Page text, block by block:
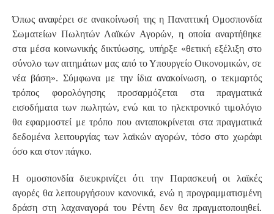
Όπως αναφέρει σε ανακοίνωσή της η Παναττική Ομοσπονδία
Σωματείων Πωλητών Λαϊκών Αγορών, η οποία αναρτήθηκε
στα μέσα κοινωνικής δικτύωσης, υπήρξε «θετική εξέλιξη στο
σύνολο των αιτημάτων μας από το Υπουργείο Οικονομικών, σε
νέα βάση». Σύμφωνα με την ίδια ανακοίνωση, ο τεκμαρτός
τρόπος φορολόγησης προσαρμόζεται στα πραγματικά
εισοδήματα των πωλητών, ενώ και το ηλεκτρονικό τιμολόγιο
θα εφαρμοστεί με τρόπο που ανταποκρίνεται στα πραγματικά
δεδομένα λειτουργίας των λαϊκών αγορών, τόσο στο χωράφι
όσο και στον πάγκο.
Η ομοσπονδία διευκρινίζει ότι την Παρασκευή οι λαϊκές
αγορές θα λειτουργήσουν κανονικά, ενώ η προγραμματισμένη
δράση στη λαχαναγορά του Ρέντη δεν θα πραγματοποιηθεί.